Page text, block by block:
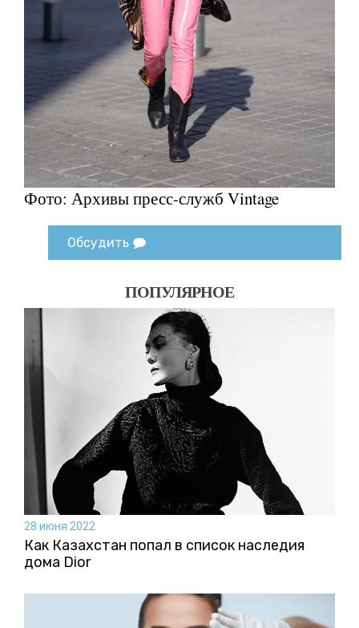
Фото: Архивы пресс-служб Vintage
Обсудить
ПОПУЛЯРНОЕ
28 июня 2022
Как Казахстан попал в список наследия
дома Dior